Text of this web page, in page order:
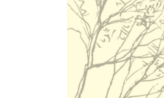
내가 어디에서 마음이
타인의 이중성만 보지
‘날것의 나’를 대면해야
집착과 중독은 인생에
나에게 중요한 것이 무
돈이 되는 일 vs. 하고